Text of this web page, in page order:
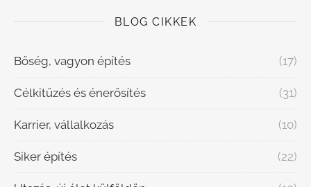
BLOG CIKKEK
Bőség, vagyon építés (17)
Célkitűzés és énerősítés (31)
Karrier, vállalkozás (10)
Siker építés (22)